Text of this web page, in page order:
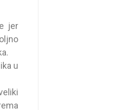
jer
u